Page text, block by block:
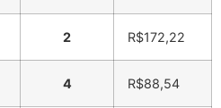
2 R$172,22
4 R$88,54